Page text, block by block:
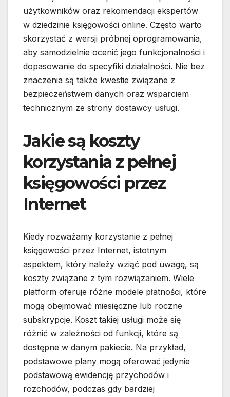
użytkowników oraz rekomendacji ekspertów
w dziedzinie księgowości online. Często warto
skorzystać z wersji próbnej oprogramowania,
aby samodzielnie ocenić jego funkcjonalności i
dopasowanie do specyfiki działalności. Nie bez
znaczenia są także kwestie związane z
bezpieczeństwem danych oraz wsparciem
technicznym ze strony dostawcy usługi.
Jakie są koszty
korzystania z pełnej
księgowości przez
Internet
Kiedy rozważamy korzystanie z pełnej
księgowości przez Internet, istotnym
aspektem, który należy wziąć pod uwagę, są
koszty związane z tym rozwiązaniem. Wiele
platform oferuje różne modele płatności, które
mogą obejmować miesięczne lub roczne
subskrypcje. Koszt takiej usługi może się
różnić w zależności od funkcji, które są
dostępne w danym pakiecie. Na przykład,
podstawowe plany mogą oferować jedynie
podstawową ewidencję przychodów i
rozchodów, podczas gdy bardziej